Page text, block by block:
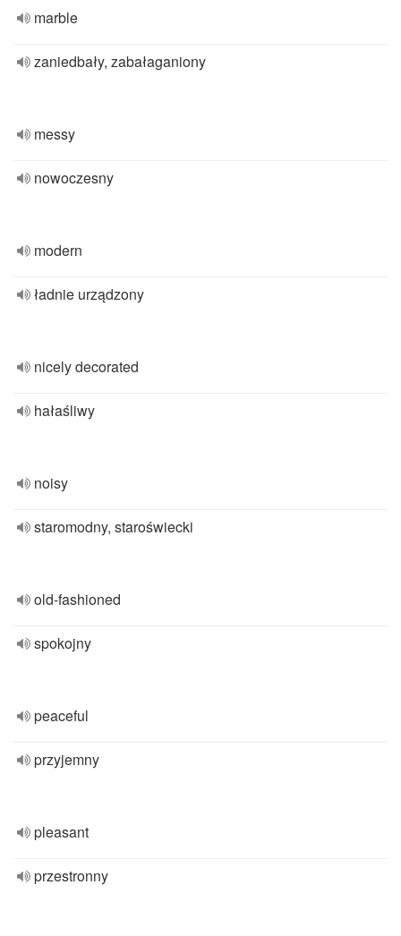
marble
zaniedbały, zabałaganiony
messy
nowoczesny
modern
ładnie urządzony
nicely decorated
hałaśliwy
noisy
staromodny, staroświecki
old-fashioned
spokojny
peaceful
przyjemny
pleasant
przestronny